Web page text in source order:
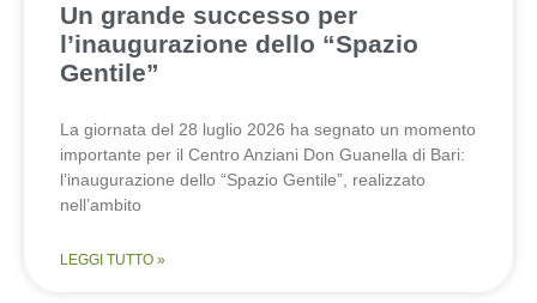
Un grande successo per
l’inaugurazione dello “Spazio
Gentile”
La giornata del 28 luglio 2026 ha segnato un momento
importante per il Centro Anziani Don Guanella di Bari:
l’inaugurazione dello “Spazio Gentile”, realizzato
nell’ambito
LEGGI TUTTO »